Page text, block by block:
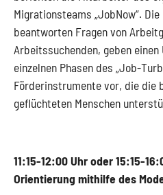
Migrationsteams „JobNow“.
beantworten Fragen von
Arbeitssuchenden, geben
einzelnen Phasen des „Job-
Förderinstrumente vor, die die
geflüchteten Menschen
11:15-12:00 Uhr oder 15:15-
Orientierung mithilfe des